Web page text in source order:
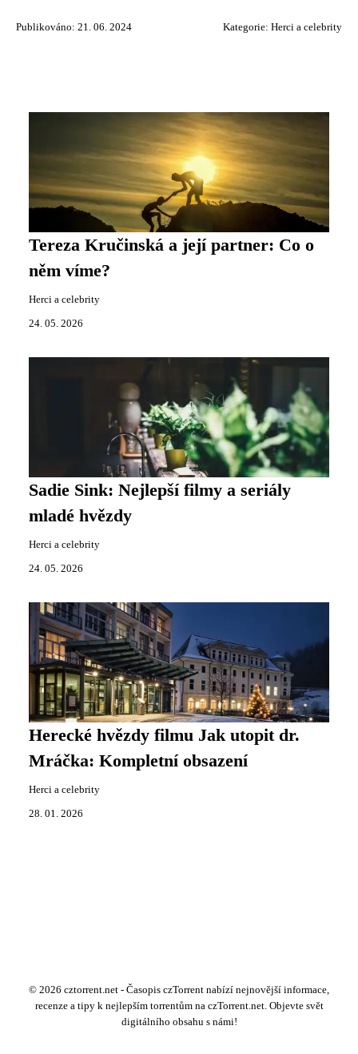
Publikováno: 21. 06. 2024 Kategorie: Herci a celebrity
Tereza Kručinská a její partner: Co o
něm víme?
Herci a celebrity
24. 05. 2026
Sadie Sink: Nejlepší filmy a seriály
mladé hvězdy
Herci a celebrity
24. 05. 2026
Herecké hvězdy filmu Jak utopit dr.
Mráčka: Kompletní obsazení
Herci a celebrity
28. 01. 2026
© 2026 cztorrent.net - Časopis czTorrent nabízí nejnovější informace,
recenze a tipy k nejlepším torrentům na czTorrent.net. Objevte svět
digitálního obsahu s námi!